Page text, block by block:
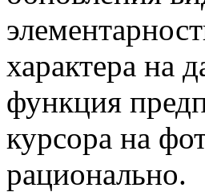
характера на
функция
курсора на
рационально.